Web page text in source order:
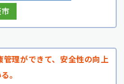
管理ができて、安全性の向上
。